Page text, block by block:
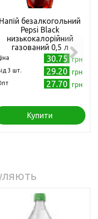
Напій безалкогольний
Pepsi Black
низькокалорійний
газований 0,5 л
(4823063112673)
30.75 грн
3 шт. 29.20 грн
27.70 грн
Купити